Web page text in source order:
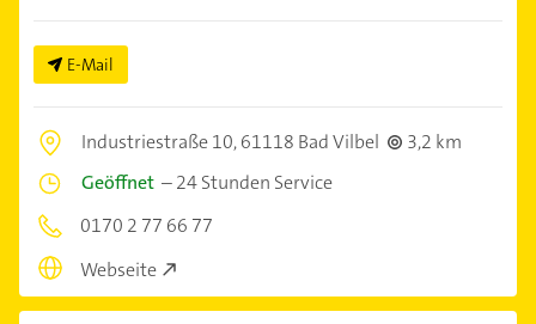
E-Mail
Industriestraße 10,61118 Bad Vilbel
3,2 km
Geöffnet –24 Stunden Service
0170 2 77 66 77
Webseite